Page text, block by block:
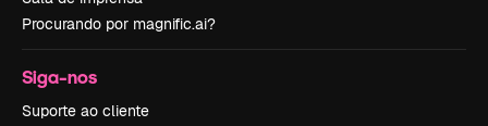
Procurando por magnific.ai?
Siga-nos
Suporte ao cliente